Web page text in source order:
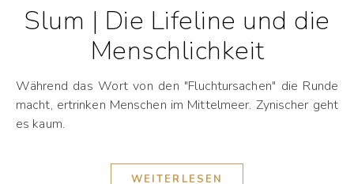
Slum | Die Lifeline und die
Menschlichkeit
Während das Wort von den "Fluchtursachen" die Runde
macht, ertrinken Menschen im Mittelmeer. Zynischer geht
es kaum.
WEITERLESEN